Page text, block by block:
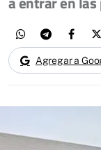
Agregar a